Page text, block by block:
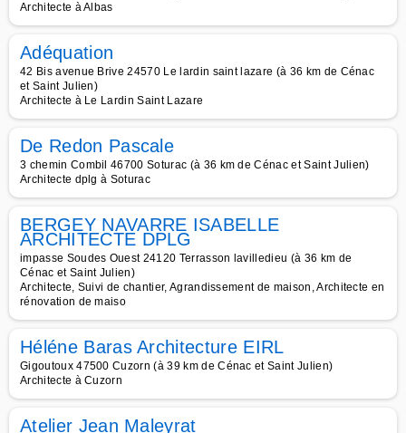
Architecte à Albas
Adéquation
42 Bis avenue Brive 24570 Le lardin saint lazare (à 36 km de Cénac
et Saint Julien)
Architecte à Le Lardin Saint Lazare
De Redon Pascale
3 chemin Combil 46700 Soturac (à 36 km de Cénac et Saint Julien)
Architecte dplg à Soturac
BERGEY NAVARRE ISABELLE
ARCHITECTE DPLG
impasse Soudes Ouest 24120 Terrasson lavilledieu (à 36 km de
Cénac et Saint Julien)
Architecte, Suivi de chantier, Agrandissement de maison, Architecte en
rénovation de maiso
Héléne Baras Architecture EIRL
Gigoutoux 47500 Cuzorn (à 39 km de Cénac et Saint Julien)
Architecte à Cuzorn
Atelier Jean Maleyrat